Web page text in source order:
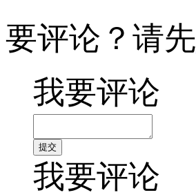
要评论？请先
我要评论
我要评论